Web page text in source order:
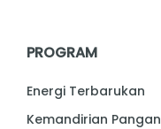
PROGRAM
Energi Terbarukan
Kemandirian Pangan